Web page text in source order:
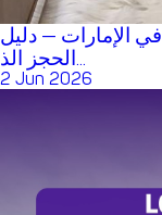
أفضل استراحات رمضان والعيد 2026 في الإمارات — دليل
الحجز الذ...
2 Jun 2026